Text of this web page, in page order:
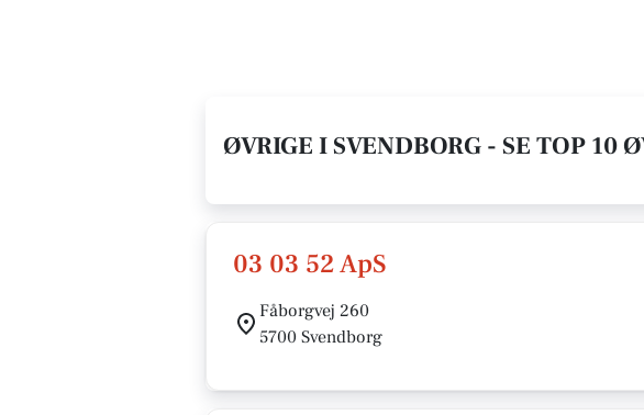
ØVRIGE I SVENDBORG - SE TOP 10
03 03 52 ApS
Fåborgvej 260
5700 Svendborg